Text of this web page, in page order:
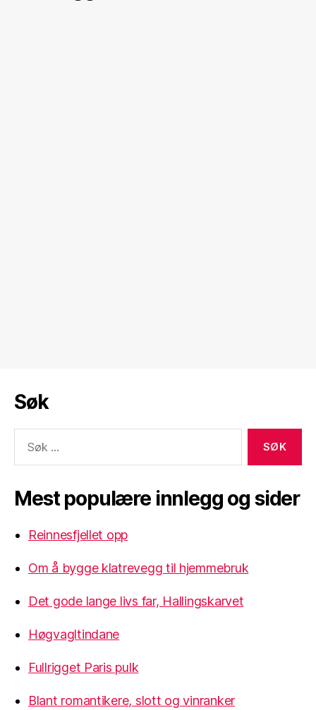
Søk
etter:
Mest populære innlegg og sider
Reinnesfjellet opp
Om å bygge klatrevegg til hjemmebruk
Det gode lange livs far, Hallingskarvet
Høgvagltindane
Fullrigget Paris pulk
Blant romantikere, slott og vinranker